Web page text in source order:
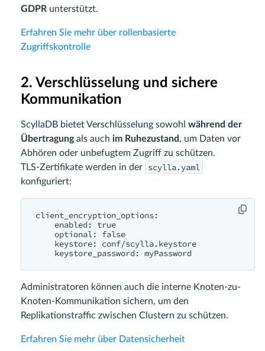
GDPR unterstützt.
Erfahren Sie mehr über rollenbasierte
Zugriffskontrolle
2. Verschlüsselung und sichere
Kommunikation
ScyllaDB bietet Verschlüsselung sowohl während der
Übertragungals auch im Ruhezustand , um Daten vor
Abhören oder unbefugtem Zugriff zu schützen.
TLS-Zertifikate werden in der
scylla.yaml
konfiguriert:
client_encryption_options:
    enabled: true
    optional: false
    keystore: conf/scylla.keystore
Administratoren können auch die interne Knoten-zu-
Knoten-Kommunikation sichern, um den
Replikationstraffic zwischen Clustern zu schützen.
Erfahren Sie mehr über Datensicherheit